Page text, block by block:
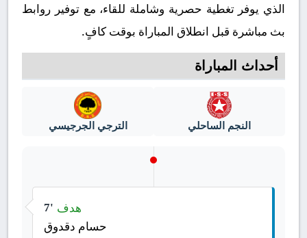
الذي يوفر تغطية حصرية وشاملة للقاء، مع توفير روابط
بث مباشرة قبل انطلاق المباراة بوقت كافٍ.
أحداث المباراة
النجم الساحلي الترجي الجرجيسي
7' هدف
حسام دقدوق